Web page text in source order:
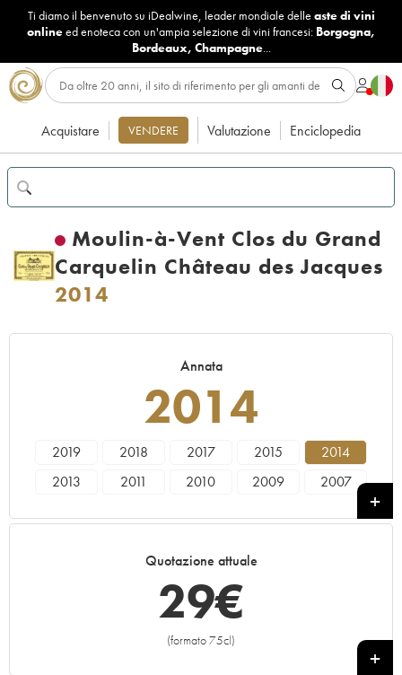
Ti diamo il benvenuto su iDealwine, leader mondiale delle aste di vini
onlineed enoteca con un'ampia selezione di vini francesi: Borgogna,
Bordeaux, Champagne...
Acquistare VENDERE Valutazione Enciclopedia
Moulin-à-Vent Clos du Grand
Carquelin Château des Jacques
2014
Annata
2014
2019 2018 2017 2015
2014
2013
2011 2010 2009
2007
Quotazione attuale
29€
(formato 75cl)
+